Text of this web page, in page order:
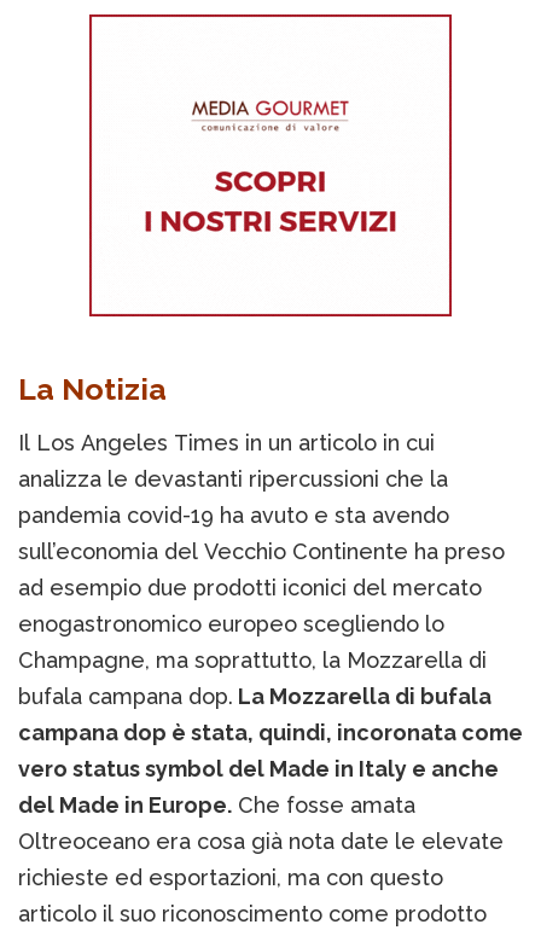
La Notizia
Il Los Angeles Times in un articolo in cui
analizza le devastanti ripercussioni che la
pandemia covid-19 ha avuto e sta avendo
sull’economia del Vecchio Continente ha preso
ad esempio due prodotti iconici del mercato
enogastronomico europeo scegliendo lo
Champagne, ma soprattutto, la Mozzarella di
bufala campana dop. La Mozzarella di bufala
campana dop è stata, quindi, incoronata come
vero status symbol del Made in Italy e anche
del Made in Europe. Che fosse amata
Oltreoceano era cosa già nota date le elevate
richieste ed esportazioni, ma con questo
articolo il suo riconoscimento come prodotto